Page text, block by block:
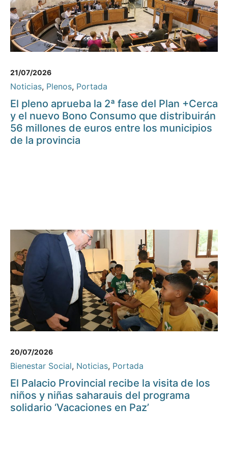
21/07/2026
Noticias, Plenos, Portada
El pleno aprueba la 2ª fase del Plan +Cerca
y el nuevo Bono Consumo que distribuirán
56 millones de euros entre los municipios
de la provincia
20/07/2026
Bienestar Social, Noticias, Portada
El Palacio Provincial recibe la visita de los
niños y niñas saharauis del programa
solidario ‘Vacaciones en Paz’